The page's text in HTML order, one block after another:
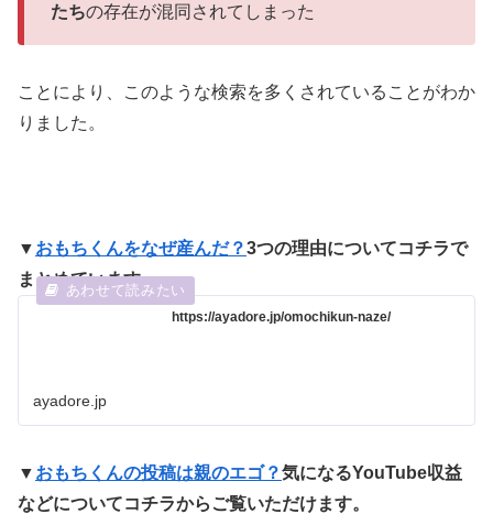
ことにより、このような検索を多くされていることがわか
りました。
おもちくんをなぜ産んだ？ 3つの理由についてコチラで
まとめています。
https://ayadore.jp/omochikun-naze/
おもちくんの投稿は親のエゴ？ 気になるYouTube収益
などについてコチラからご覧いただけます。